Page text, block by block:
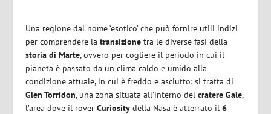
Una regione dal nome ‘esotico’ che può fornire utili indizi
per comprendere latransizione tra le diverse fasi della
storia di Marte, ovvero per cogliere il periodo in cui il
pianeta è passato da un clima caldo e umido alla
condizione attuale, in cui è freddo e asciutto: si tratta di
Glen Torridon, una zona situata all’interno del cratere Gale,
l’area dove il roverCuriosity della Nasa è atterrato il6